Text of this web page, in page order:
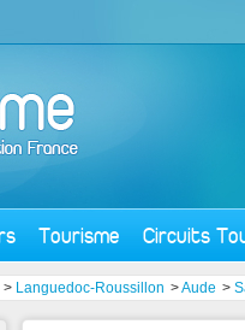
Tourisme Circuits
> Languedoc-Roussillon >Aude >